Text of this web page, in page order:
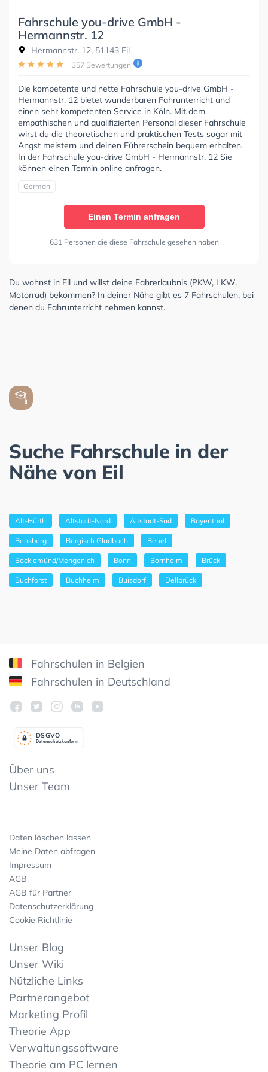
Fahrschule you-drive GmbH -
Hermannstr. 12
Hermannstr. 12, 51143 Eil
357 Bewertungen
Die kompetente und nette Fahrschule you-drive GmbH -
Hermannstr. 12 bietet wunderbaren Fahrunterricht und
einen sehr kompetenten Service in Köln. Mit dem
empathischen und qualifizierten Personal dieser Fahrschule
wirst du die theoretischen und praktischen Tests sogar mit
Angst meistern und deinen Führerschein bequem erhalten.
In der Fahrschule you-drive GmbH - Hermannstr. 12 Sie
können einen Termin online anfragen.
German
Einen Termin anfragen
631 Personen die diese Fahrschule gesehen haben
Du wohnst in Eil und willst deine Fahrerlaubnis (PKW, LKW,
Motorrad) bekommen? In deiner Nähe gibt es 7 Fahrschulen, bei
denen du Fahrunterricht nehmen kannst.
Suche Fahrschule in der
Nähe von Eil
Alt-Hürth Altstadt-Nord Altstadt-Süd Bayenthal
Bensberg Bergisch Gladbach Beuel
Bocklemünd/Mengenich Bonn Bornheim Brück
Buchforst Buchheim Buisdorf Dellbrück
Fahrschulen in Belgien
Fahrschulen in Deutschland
Datenschutzkonform
DSGVO
Über uns
Unser Team
Daten löschen lassen
Meine Daten abfragen
Impressum
AGB
AGB für Partner
Datenschutzerklärung
Cookie Richtlinie
Unser Blog
Unser Wiki
Nützliche Links
Partnerangebot
Marketing Profil
Theorie App
Verwaltungssoftware
Theorie am PC lernen